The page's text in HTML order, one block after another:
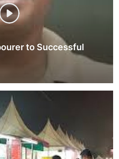
to Successful